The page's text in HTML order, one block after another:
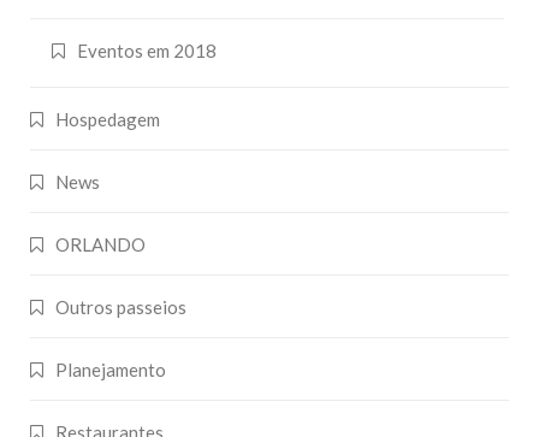
Eventos em 2018
Hospedagem
News
ORLANDO
Outros passeios
Planejamento
Restaurantes